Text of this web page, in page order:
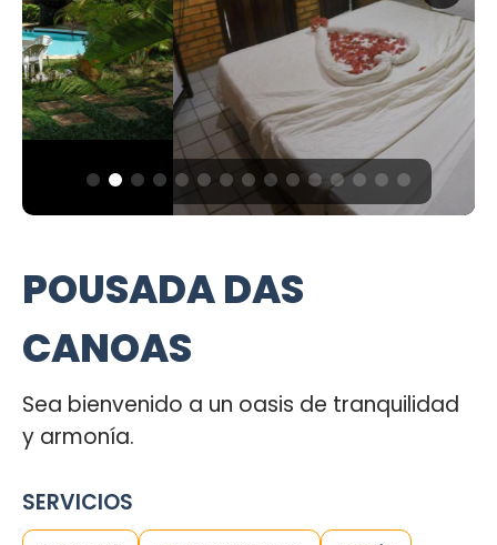
POUSADA DAS
CANOAS
Sea bienvenido a un oasis de tranquilidad
y armonía.
SERVICIOS